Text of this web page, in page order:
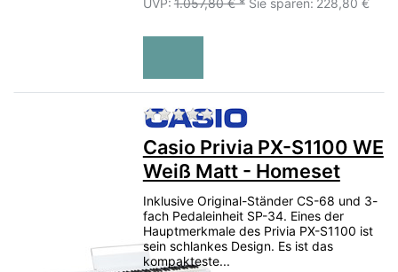
UVP: 1.057,80 € * Sie sparen: 228,80 €
Zu diesem Produkt liegen
Casio Privia PX-S1100 WE
Weiß Matt - Homeset
Inklusive Original-Ständer CS-68 und 3-
fach Pedaleinheit SP-34. Eines der
Hauptmerkmale des Privia PX-S1100 ist
sein schlankes Design. Es ist das
kompakteste...